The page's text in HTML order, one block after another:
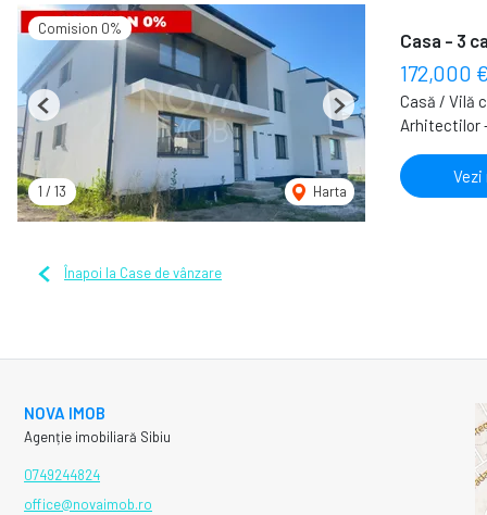
Comision 0%
1 / 13 Harta
Previous Next
Casa - 3
172,000 €
Casă / Vilă
Arhitectilor
Înapoi la Case de vânzare
NOVA IMOB
Agenție imobiliară Sibiu
0749244824
office@novaimob.ro